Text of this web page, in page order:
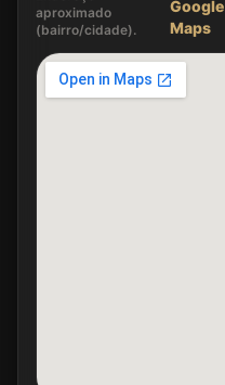
aproximado
(bairro/cidade).
Google
Maps